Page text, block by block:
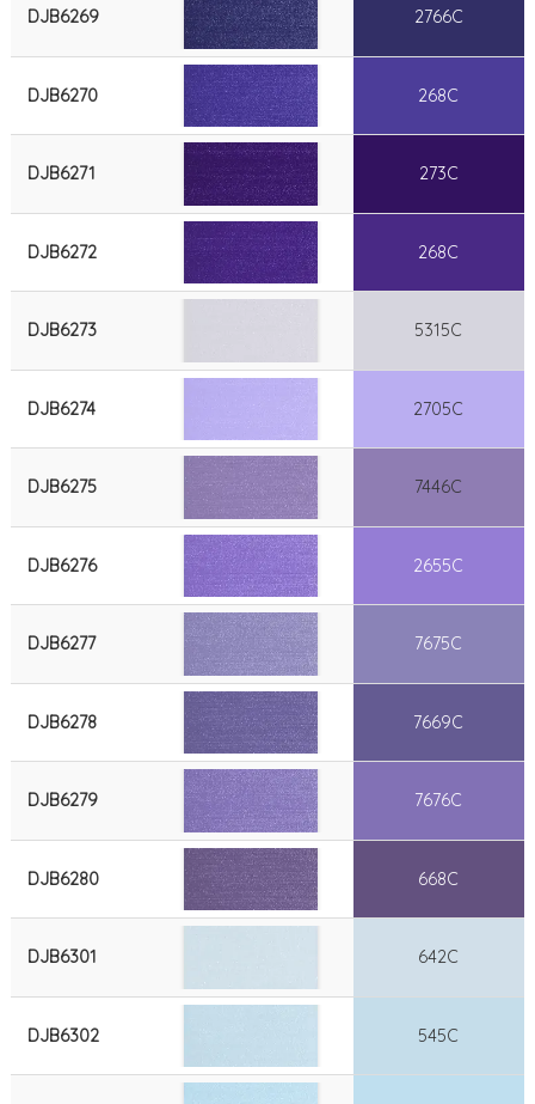
DJB6269 2766C
DJB6270 268C
DJB6271 273C
DJB6272 268C
DJB6273 5315C
DJB6274 2705C
DJB6275 7446C
DJB6276 2655C
DJB6277 7675C
DJB6278 7669C
DJB6279 7676C
DJB6280 668C
DJB6301 642C
DJB6302 545C